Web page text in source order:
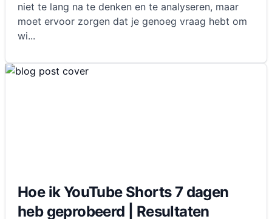
niet te lang na te denken en te analyseren, maar
moet ervoor zorgen dat je genoeg vraag hebt om
wi...
Hoe ik YouTube Shorts 7 dagen
heb geprobeerd | Resultaten